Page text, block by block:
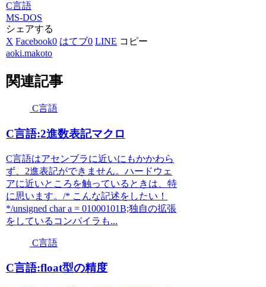
C言語
MS-DOS
シェアする
X Facebook0 はてブ0 LINE コピー
aoki.makoto
関連記事
C言語
C言語:2進数表記マクロ
C言語はアセンブラに近いにもかかわら
ず、2進表記ができません。ハードウェ
アに近いところを触っているときは、特
に思います。/* こんな記述をしたい！
*/unsigned char a = 01000101B;独自の拡張
をしているコンパイラも...
C言語
C言語:float型の精度